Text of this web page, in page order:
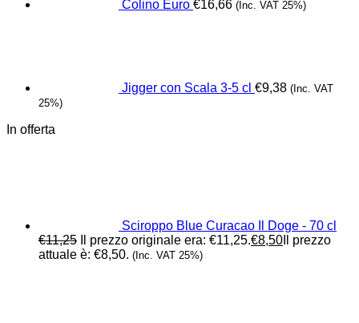
Colino Euro €16,66 (Inc. VAT 25%)
Jigger con Scala 3-5 cl €9,38 (Inc. VAT
25%)
In offerta
Sciroppo Blue Curacao Il Doge - 70 cl
€11,25 Il prezzo originale era: €11,25.€8,50 Il prezzo
attuale è: €8,50. (Inc. VAT 25%)